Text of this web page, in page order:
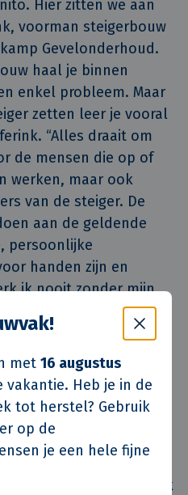
met 16 augustus
vakantie. Heb je in de
tot herstel? Gebruik
op de
je een hele fijne
Hier zitten we aan
voorman steigerbouw
Gevelonderhoud.
haal je binnen
enkel probleem. Maar
zetten leer je vooral
“Alles draait om
de mensen die op of
werken, maar ook
van de steiger. De
aan de geldende
persoonlijke
handen zijn en
ik nooit zonder mijn
weer is het dragen van
zweet loopt langs je
kanten. Maar niets
van hoofdletsel. Mijn
de woningen in de
een schepje
enkel huis is gelijk en
meten om deze
Hierbij komen ook